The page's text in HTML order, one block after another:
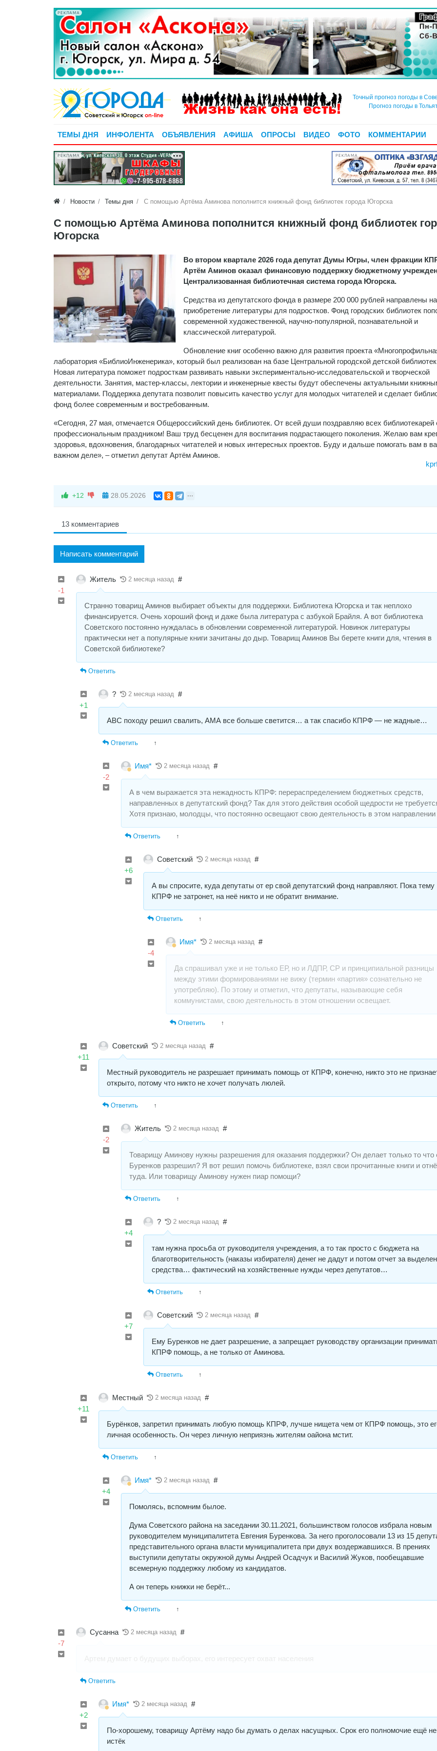
РЕКЛАМА
Точный прогноз погоды в
Прогноз погоды в
ТЕМЫ ДНЯ ИНФОЛЕНТА ОБЪЯВЛЕНИЯ АФИША ОПРОСЫ ВИДЕО ФОТО КОММЕНТАРИИ
РЕКЛАМА РЕКЛАМА
Новости Темы дня С помощью Артёма Аминова пополнится книжный фонд библиотек города Югорска
С помощью Артёма Аминова пополнится книжный фонд библиотек
Югорска
Во втором квартале 2026 года депутат Думы Югры, член фракции
Артём Аминов оказал финансовую поддержку бюджетному
Централизованная библиотечная система города Югорска.
Средства из депутатского фонда в размере 200 000 рублей направлены на
приобретение литературы для подростков. Фонд городских библиотек
современной художественной, научно-популярной, познавательной и
классической литературой.
Обновление книг особенно важно для развития проекта
лаборатория «БиблиоИнженерика», который был реализован на базе Центральной городской детской
Новая литература поможет подросткам развивать навыки экспериментально-исследовательской и творческой
деятельности. Занятия, мастер-классы, лектории и инженерные квесты будут обеспечены актуальными
материалами. Поддержка депутата позволит повысить качество услуг для молодых читателей и сделает
фонд более современным и востребованным.
«Сегодня, 27 мая, отмечается Общероссийский день библиотек. От всей души поздравляю всех библиотекарей
профессиональным праздником! Ваш труд бесценен для воспитания подрастающего поколения. Желаю вам
здоровья, вдохновения, благодарных читателей и новых интересных проектов. Буду и дальше помогать вам в
важном деле», – отметил депутат Артём Аминов.
+12 28.05.2026
13 комментариев
Написать комментарий
-1
Житель 2 месяца назад #
Странно товарищ Аминов выбирает объекты для поддержки. Библиотека Югорска и так неплохо
финансируется. Очень хороший фонд и даже была литература с азбукой Брайля. А вот библиотека
Советского постоянно нуждалась в обновлении современной литературой. Новинок литературы
практически нет а популярные книги зачитаны до дыр. Товарищ Аминов Вы берете книги для, чтения в
Советской библиотеке?
Ответить
+1
? 2 месяца назад #
АВС походу решил свалить, АМА все больше светится… а так спасибо КПРФ — не жадные…
Ответить ↑
-2
Имя* 2 месяца назад #
А в чем выражается эта нежадность КПРФ: перераспределением бюджетных средств,
направленных в депутатский фонд? Так для этого действия особой щедрости не
Хотя признаю, молодцы, что постоянно освещают свою деятельность в этом направлении
Ответить ↑
+6
Советский 2 месяца назад #
А вы спросите, куда депутаты от ер свой депутатский фонд направляют. Пока тему
КПРФ не затронет, на неё никто и не обратит внимание.
Ответить ↑
-4
Имя* 2 месяца назад #
Да спрашивал уже и не только ЕР, но и ЛДПР, СР и принципиальной разницы
между этими формированиями не вижу (термин «партия» сознательно не
употребляю). По этому и отметил, что депутаты, называющие себя
коммунистами, свою деятельность в этом отношении освещает.
Ответить ↑
+11
Советский 2 месяца назад #
Местный руководитель не разрешает принимать помощь от КПРФ, конечно, никто это не
открыто, потому что никто не хочет получать люлей.
Ответить ↑
-2
Житель 2 месяца назад #
Товарищу Аминову нужны разрешения для оказания поддержки? Он делает только то что
Буренков разрешил? Я вот решил помочь библиотеке, взял свои прочитанные книги и
туда. Или товарищу Аминову нужен пиар помощи?
Ответить ↑
+4
? 2 месяца назад #
там нужна просьба от руководителя учреждения, а то так просто с бюджета на
благотворительность (наказы избирателя) денег не дадут и потом отчет за
средства… фактический на хозяйственные нужды через депутатов…
Ответить ↑
+7
Советский 2 месяца назад #
Ему Буренков не дает разрешение, а запрещает руководству организации
КПРФ помощь, а не только от Аминова.
Ответить ↑
+11
Местный 2 месяца назад #
Бурёнков, запретил принимать любую помощь КПРФ, лучше нищета чем от КПРФ помощь, это
личная особенность. Он через личную неприязнь жителям оайона мстит.
Ответить ↑
+4
Имя* 2 месяца назад #
Помолясь, вспомним былое.
Дума Советского района на заседании 30.11.2021, большинством голосов избрала новым
руководителем муниципалитета Евгения Буренкова. За него проголосовали 13 из 15
представительного органа власти муниципалитета при двух воздержавшихся. В прениях
выступили депутаты окружной думы Андрей Осадчук и Василий Жуков, пообещавшие
всемерную поддержку любому из кандидатов.
А он теперь книжки не берёт...
Ответить ↑
-7
Сусанна 2 месяца назад #
Ответить
+2
Имя* 2 месяца назад #
По-хорошему, товарищу Артёму надо бы думать о делах насущных. Срок его полномочие ещё не
истёк